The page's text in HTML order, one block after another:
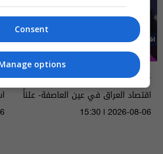
علناً
اقتصاد العراق في عين العاصفة- علناً
م٥ - الحلقة ٨ | الموسم ٥
15:30 | 2026-08-06
Consent
options